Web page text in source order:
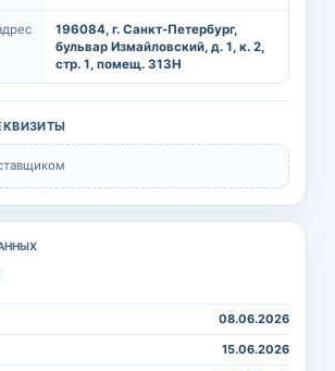
196084, г. Санкт-Петербург,
бульвар Измайловский, д. 1, к. 2,
стр. 1, помещ. 313Н
08.06.2026
15.06.2026